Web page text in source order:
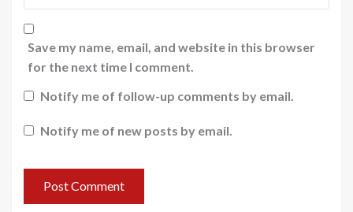
Save my name, email, and website in this browser
for the next time I comment.
Notify me of follow-up comments by email.
Notify me of new posts by email.